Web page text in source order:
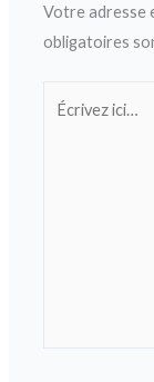
Votre adresse
obligatoires